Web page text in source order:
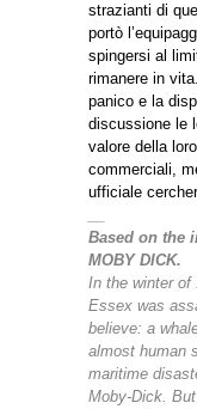
strazianti di
portò
spingersi al
rimanere in
panico e la
discussione le
valore della
commerciali,
ufficiale
Based on the
MOBY DICK.
In the winter of
Essex was
believe: a
almost human
maritime
Moby-Dick.